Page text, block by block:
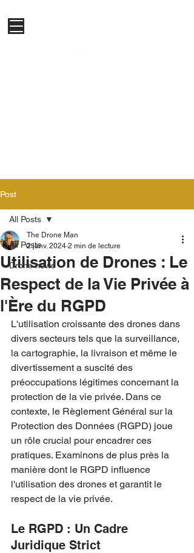
Post
All Posts
Drone news
All Posts
Utilisation de Drones : Le
Respect de la Vie Privée à
l'Ère du RGPD
The Drone Man
2 janv. 2024 2 min de lecture
L'utilisation croissante des drones dans
divers secteurs tels que la surveillance,
la cartographie, la livraison et même le
divertissement a suscité des
préoccupations légitimes concernant la
protection de la vie privée. Dans ce
contexte, le Règlement Général sur la
Protection des Données (RGPD) joue
un rôle crucial pour encadrer ces
pratiques. Examinons de plus près la
manière dont le RGPD influence
l'utilisation des drones et garantit le
respect de la vie privée.
Le RGPD : Un Cadre
Juridique Strict